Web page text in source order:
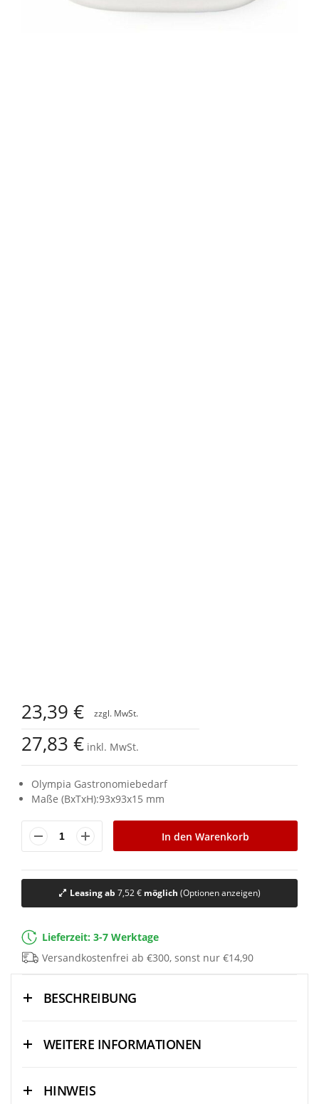
der
Bildgalerie
springen
23,39 €
27,83 € inkl. MwSt.
Olympia Gastronomiebedarf
Maße (BxTxH):93x93x15 mm
In den Warenkorb
Leasing ab 7,52 €möglich (Optionen anzeigen)
Lieferzeit: 3-7 Werktage
Versandkostenfrei ab €300, sonst nur €14,90
BESCHREIBUNG
WEITERE INFORMATIONEN
HINWEIS